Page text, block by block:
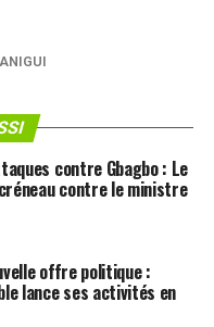
contre Gbagbo : Le
contre le ministre
offre politique :
lance ses activités en